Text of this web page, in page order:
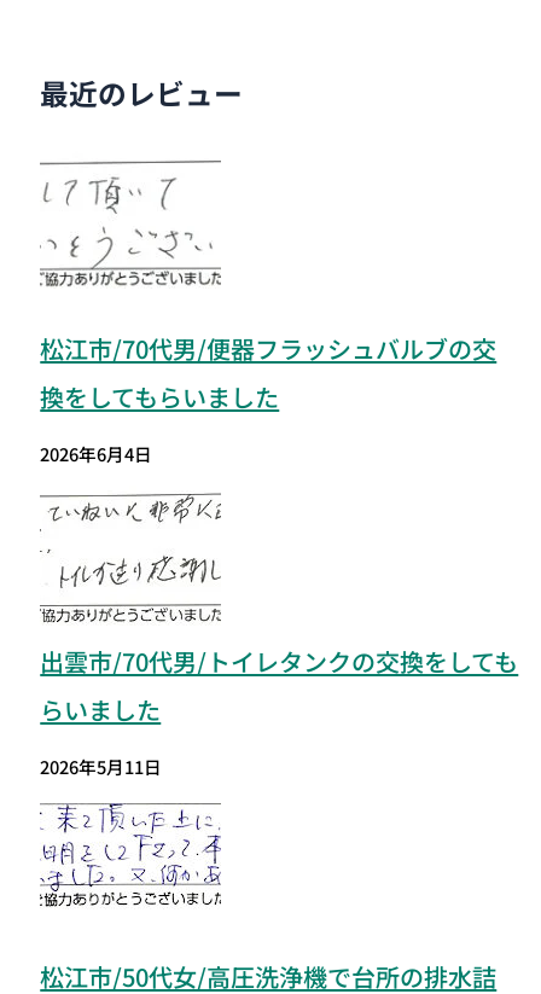
最近のレビュー
松江市/70代男/便器フラッシュバルブの交
換をしてもらいました
2026年6月4日
出雲市/70代男/トイレタンクの交換をしても
らいました
2026年5月11日
松江市/50代女/高圧洗浄機で台所の排水詰